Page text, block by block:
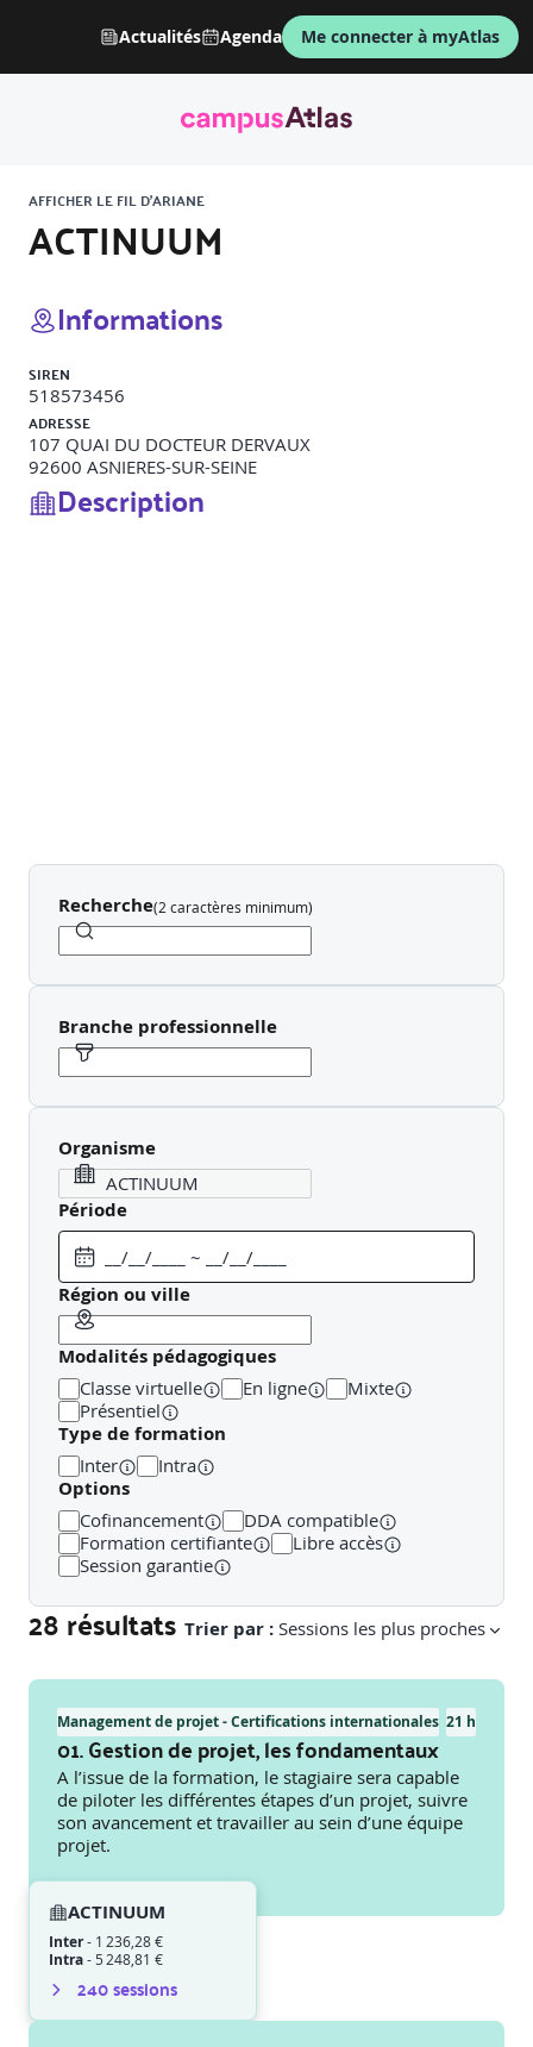
Actualités Agenda Me connecter à myAtlas
AFFICHER LE FIL D'ARIANE
ACTINUUM
Informations
SIREN
518573456
ADRESSE
107 QUAI DU DOCTEUR DERVAUX
92600 ASNIERES-SUR-SEINE
Description
Recherche(2 caractères minimum)
Branche professionnelle
Organisme
Période
Région ou ville
Modalités pédagogiques
Classe virtuelle En ligne
Mixte
Présentiel
Type de formation
Inter Intra
Options
Cofinancement
DDA compatible
Formation certifiante
Libre accès
Session garantie
28 résultats Trier par : Sessions les plus proches
Management de projet - Certifications internationales 21 h
01. Gestion de projet, les fondamentaux
A l’issue de la formation, le stagiaire sera capable
de piloter les différentes étapes d’un projet, suivre
son avancement et travailler au sein d’une équipe
projet.
ACTINUUM
Inter- 1 236,28 €
Intra- 5 248,81 €
240sessions